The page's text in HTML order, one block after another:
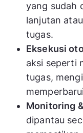
yang sudah
lanjutan
tugas.
Eksekusi
aksi seperti
tugas,
Monitoring
dipantau